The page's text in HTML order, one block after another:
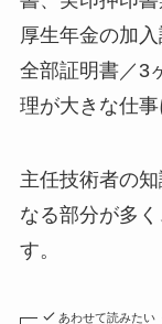
厚生年金の加
全部証明書／3
理が大きな仕事
主任技術者の
なる部分が多
す。
あわせて読みたい